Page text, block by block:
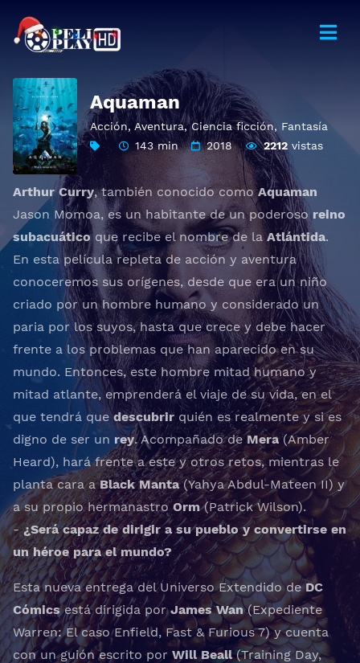
Aquaman
Acción, Aventura,Ciencia ficción, Fantasía
143 min
2018 2212vistas
Arthur Curry, también conocido comoAquaman
Jason Momoa, es un habitante de un poderosoreino
subacuáticoque recibe el nombre de laAtlántida.
En esta película repleta de acción y aventura
conoceremos sus orígenes, desde que era un niño
criado por un hombre humano y considerado un
paria por los suyos, hasta que crece y debe hacer
frente a los problemas que han aparecido en su
mundo. Entonces, este hombre mitad humano y
mitad atlante, emprenderá el viaje de su vida, en el
que tendrá quedescubrirquién es realmente y si es
digno de ser un rey. Acompañado deMera(Amber
Heard), hará frente a este y otros retos, mientras le
planta cara aBlack Manta(Yahya Abdul-Mateen II) y
a su propio hermanastroOrm(Patrick Wilson).
-¿Será capaz de dirigir a su pueblo y convertirse en
un héroe para el mundo?
Esta nueva entrega del Universo Extendido deDC
Cómicsestá dirigida porJames Wan(Expediente
Warren: El caso Enfield, Fast & Furious 7) y cuenta
con un guión escrito por Will Beall(Training Day,